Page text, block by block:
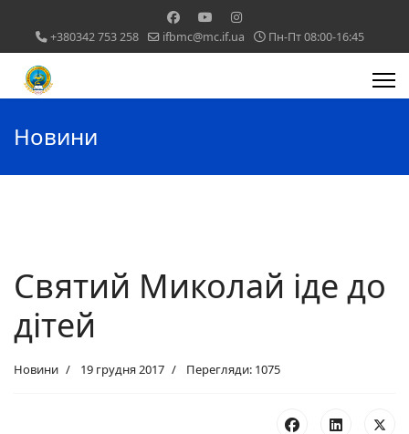
+380342 753 258 ifbmc@mc.if.ua Пн-Пт 08:00-16:45
Новини
Святий Миколай іде до
дітей
Новини 19 грудня 2017 Перегляди: 1075